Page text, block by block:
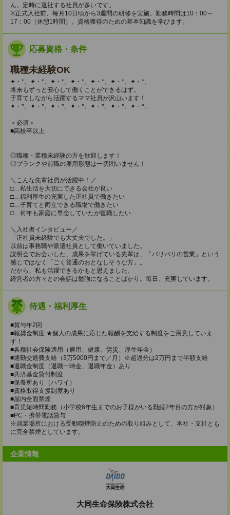
ん。定時に退社する社員が多いです。
※正式入社前、毎月10日頃から3週間の研修を実施。勤務時間は10：00～
17：00（休憩1時間）。資格獲得のための基本知識を学びます。
応募資格・条件
職種未経験OK
✦・*。✦・*。✦・*。✦・*。✦・*。✦・*。✦・*。
将来もずっと安心して働くことができるはず。
子育てしながら活躍するママ社員が沢山います！
✦・*。✦・*。✦・*。✦・*。✦・*。✦・*。✦・*。
＜必須＞
■高校卒以上
◎職種・業種未経験の方を歓迎します！
◎ブランクや前職の雇用形態は一切問いません！
＼こんな先輩社員が活躍中！／
□…私生活を大切にできる会社が良い
□…福利厚生の充実した正社員で働きたい
□…子育てと両立できる職場で働きたい
□…何年も家庭に専念していたが復職したい
＼入社者インタビュー／
「正社員未経験でも大丈夫でした。」
以前は事務職や派遣社員として働いていました。
説明会でお会いした、成果を挙げている先輩は、「バリバリの営業」という
感じではなく「ごく普通のおとなしそうな方」。
だから、私も活躍できるかもと思えました。
経営者の方々との会話は勉強になることばかり。毎日、充実しています。
待遇・福利厚生
■賞与年2回
■報奨金制度 ★個人の成果に応じた報酬を支給する制度をご用意していま
す！
■各種社会保険適用（雇用、健康、労災、厚生年金）
■通勤交通費支給（3万5000円まで／月）※超過分は2万円まで半額支給
■退職金制度（退職一時金、退職年金）あり
■共済基金貸付制度
■保養所あり（ハワイ）
■資格取得支援制度あり
■屋内全面禁煙
■育児短時間勤務（小学校6年生までのお子様がいる勤続2年目の方が対象）
■PC・携帯電話貸与
※就業場所における受動喫煙防止のための取り組みとして、本社・支社とも
に完全禁煙としています。
企業情報
大同生命保険株式会社